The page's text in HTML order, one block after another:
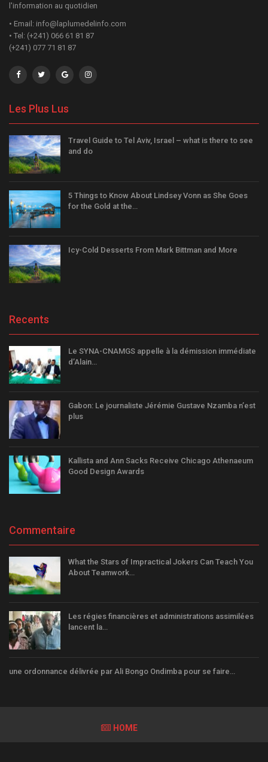
l'information au quotidien
• Email: info@laplumedelinfo.com
• Tel: (+241) 066 61 81 87
(+241) 077 71 81 87
Les Plus Lus
Travel Guide to Tel Aviv, Israel – what is there to see
and do
5 Things to Know About Lindsey Vonn as She Goes
for the Gold at the…
Icy-Cold Desserts From Mark Bittman and More
Recents
Le SYNA-CNAMGS appelle à la démission immédiate
d’Alain…
Gabon: Le journaliste Jérémie Gustave Nzamba n’est
plus
Kallista and Ann Sacks Receive Chicago Athenaeum
Good Design Awards
Commentaire
What the Stars of Impractical Jokers Can Teach You
About Teamwork…
Les régies financières et administrations assimilées
lancent la…
une ordonnance délivrée par Ali Bongo Ondimba pour se faire…
HOME